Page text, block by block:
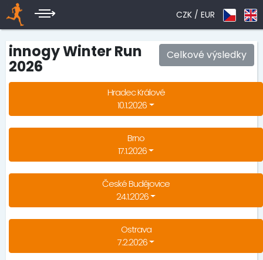
CZK / EUR
Celkové výsledky
innogy Winter Run
2026
Hradec Králové
10.1.2026
Brno
17.1.2026
České Budějovice
24.1.2026
Ostrava
7.2.2026